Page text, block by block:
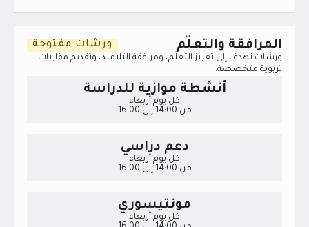
المرافقة والتعلّم ورشات مفتوحة
ورشات تهدف إلى تعزيز التعلّم، ومرافقة التلاميذ، وتقديم مقاربات
تربوية متخصصة.
أنشطة موازية للدراسة
كل يوم أربعاء
من 14:00 إلى 16:00
دعم دراسي
كل يوم أربعاء
من 14:00 إلى 16:00
مونتيسوري
كل يوم أربعاء